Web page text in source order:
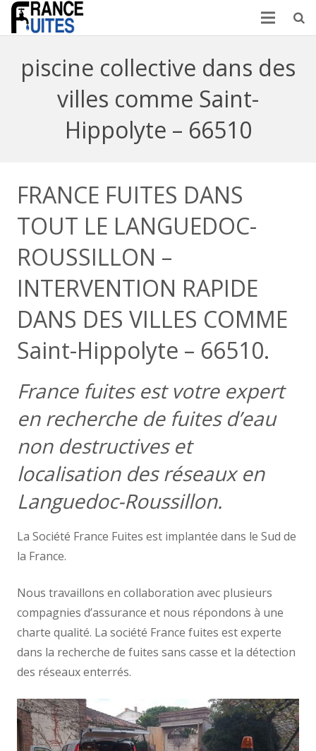
piscine collective dans des
villes comme Saint-
Hippolyte – 66510
FRANCE FUITES DANS
TOUT LE LANGUEDOC-
ROUSSILLON –
INTERVENTION RAPIDE
DANS DES VILLES COMME
Saint-Hippolyte – 66510.
France fuites est votre expert
en recherche de fuites d’eau
non destructives et
localisation des réseaux en
Languedoc-Roussillon.
La Société France Fuites est implantée dans le Sud de
la France.
Nous travaillons en collaboration avec plusieurs
compagnies d’assurance et nous répondons à une
charte qualité. La société France fuites est experte
dans la recherche de fuites sans casse et la détection
des réseaux enterrés.